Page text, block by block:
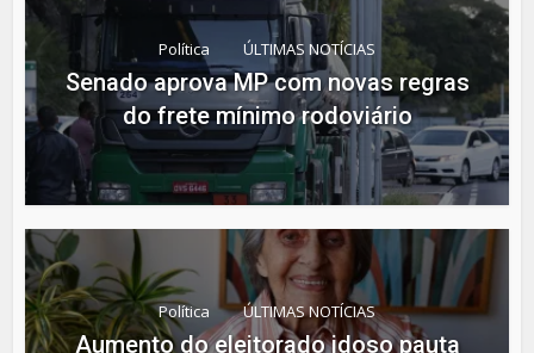
Política ÚLTIMAS NOTÍCIAS
Senado aprova MP com novas regras
do frete mínimo rodoviário
Política ÚLTIMAS NOTÍCIAS
Aumento do eleitorado idoso pauta